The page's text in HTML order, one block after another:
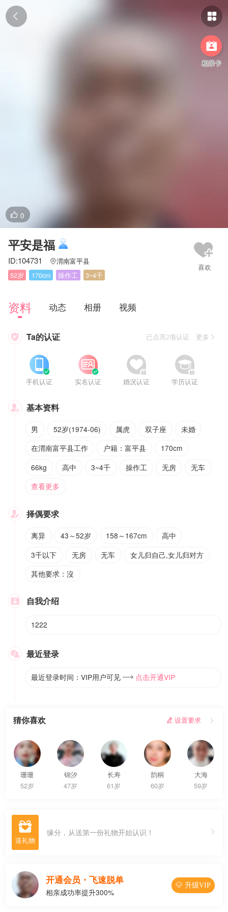
 

相亲卡
 0
平安是福
ID:104731 渭南富平县
52岁
170cm 操作工 3~4千
资料 动态 相册 视频
 Ta的认证 已点亮2项认证 更多

手机认证


实名认证


婚况认证


学历认证
 基本资料
男 52岁(1974-06) 属虎 双子座
未婚
在渭南富平县工作
户籍：富平县
170cm
66kg
高中 3~4千 操作工 无房
无车
查看更多
 择偶要求
离异 43～52岁 158～167cm
高中
3千以下
无房 无车
女儿归自己,女儿归对方
其他要求：沒
 自我介绍
1222
 最近登录
最近登录时间：VIP用户可见 点击开通VIP
猜你喜欢  设置要求 
珊珊
52岁
锦汐
47岁
长寿
61岁
韵桐
60岁
大海
59岁
 缘分，从送第一份礼物开始认识！
开通会员・飞速脱单
相亲成功率提升300%
 升级VIP